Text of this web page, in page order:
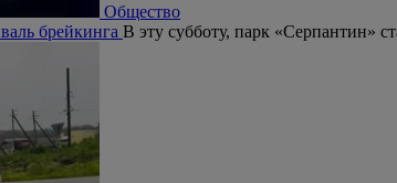
Общество
брейкинга В эту субботу, парк «Серпантин»